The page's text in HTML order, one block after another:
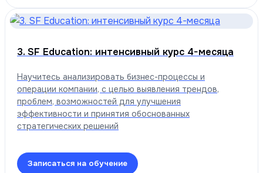
3. SF Education: интенсивный курс 4-месяца
Научитесь анализировать бизнес-процессы и
операции компании, с целью выявления трендов,
проблем, возможностей для улучшения
эффективности и принятия обоснованных
стратегических решений
Записаться на обучение